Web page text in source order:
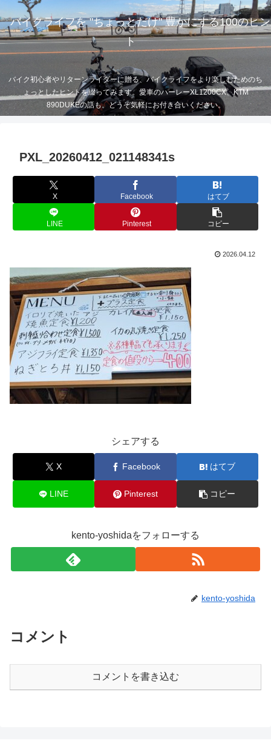
バイクライフを "ちょっとだけ" 豊かにする100のヒン
ト
バイク初心者やリターンライダーに贈る、バイクライフをより楽しむためのち
ょっとしたヒントを綴ってみます。愛車のハーレーXL1200CX、KTM
890DUKEの話も。どうぞ気軽にお付き合いください。
PXL_20260412_021148341s
X Facebook はてブ
LINE Pinterest コピー
2026.04.12
シェアする
X Facebook はてブ
LINE Pinterest コピー
kento-yoshidaをフォローする
kento-yoshida
コメント
コメントを書き込む